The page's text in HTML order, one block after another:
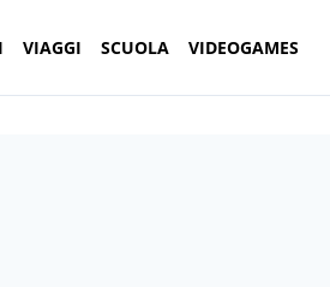
VIAGGI SCUOLA VIDEOGAMES